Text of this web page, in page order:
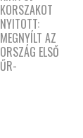
KORSZAKOT
NYITOTT:
MEGNYÍLT AZ
ORSZÁG ELSŐ
ŰR-